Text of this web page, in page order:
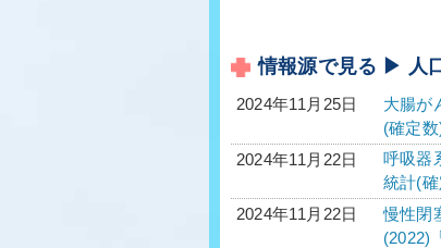
情報源で見る ▶ 人
2024年11月25日
大腸が
(確定
2024年11月22日
呼吸器
統計(
2024年11月22日
慢性閉
(2022)